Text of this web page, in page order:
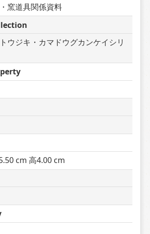
窯道具関係資料
ウジキ・カマドウグカンケイシリ
cm 高4.00 cm